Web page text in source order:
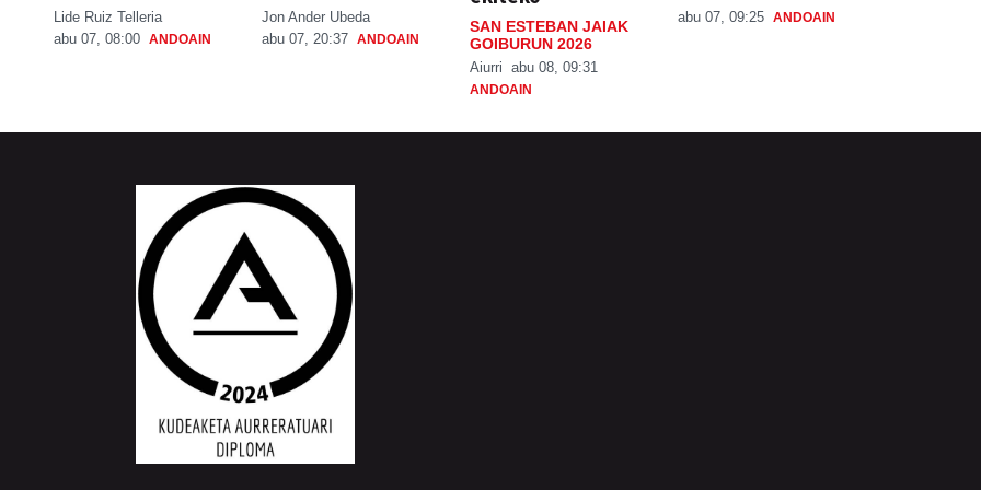
Lide Ruiz Telleria
abu 07, 08:00 ANDOAIN
Jon Ander Ubeda
abu 07, 20:37 ANDOAIN
SAN ESTEBAN JAIAK
GOIBURUN 2026
Aiurri abu 08, 09:31
ANDOAIN
abu 07, 09:25 ANDOAIN